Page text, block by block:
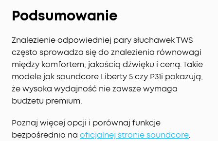
Podsumowanie
Znalezienie odpowiedniej pary słuchawek TWS
często sprowadza się do znalezienia równowagi
między komfortem, jakością dźwięku i ceną. Takie
modele jak soundcore Liberty 5 czy P31i pokazują,
że wysoka wydajność nie zawsze wymaga
budżetu premium.
Poznaj więcej opcji i porównaj funkcje
bezpośrednio na oficjalnej stronie soundcore.